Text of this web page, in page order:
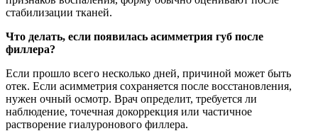
стабилизации тканей.
Что делать, если появилась асимметрия губ после
филлера?
Если прошло всего несколько дней, причиной может быть
отек. Если асимметрия сохраняется после восстановления,
нужен очный осмотр. Врач определит, требуется ли
наблюдение, точечная докоррекция или частичное
растворение гиалуронового филлера.